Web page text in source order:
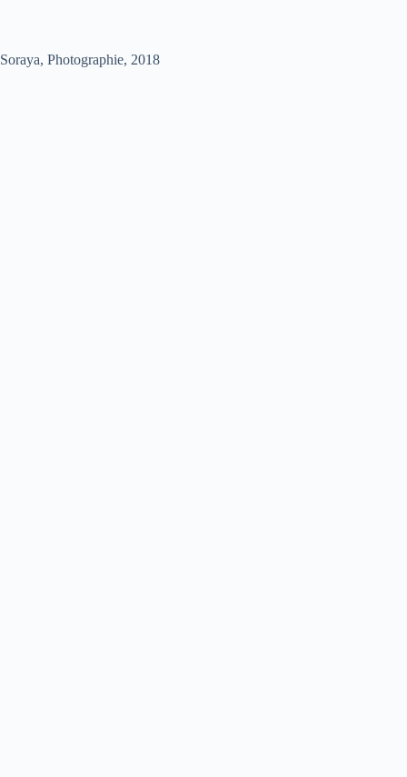
Soraya, Photographie, 2018